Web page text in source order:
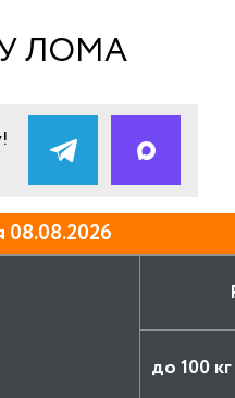
ЛОМА
08.08.2026
до 100 кг